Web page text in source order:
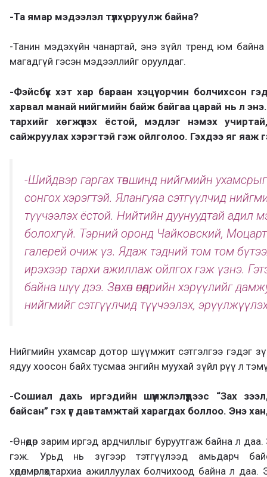
-Та ямар мэдээлэл түлхүү оруулж байна?
-Танин мэдэхүйн чанартай, энэ зүйл тренд юм
магадгүй гэсэн мэдээллийг оруулдаг.
-Фэйсбүүк хэт хар бараан хэцүү орчин болчихсон
харвал манай нийгмийн байж байгаа царай нь л энэ.
тархийг хөгжүүлэх ёстой, мэдлэг нэмэх
сайжруулах хэрэгтэй гэж ойлголоо. Гэхдээ яг яаж
-Шийдвэр гаргах төвшинд нийгмийн ухамсрыг
сонгох хэрэгтэй. Ялангуяа сэтгүүлчид
түүчээлэх ёстой. Нийтийн дуунуудтай адил
болохгүй. Тэрний оронд Чайковский,
галерей очиж үз. Ядаж тэдний том том
ирэхээр тархи ажиллаж ойлгох гэж үзнэ.
байна шүү дээ. Зөвхөн өнөөдрийн хэрүүлийг
нийгмийг сэтгүүлчид түүчээлэх,
Нийгмийн ухамсар дотор шүүмжит сэтгэлгээ гэдэг
ядуу хоосон байх тусмаа энгийн муухай зүйл рүү л
-Сошиал дахь иргэдийн шүүмжлэлүүдээс “Зах
байсан” гэх үг давтамжтай харагдах боллоо. Энэ
-Өнөөдөр зарим иргэд ардчиллыг буруутгаж байна л
гэж. Урьд нь зүгээр тэтгүүлээд амьдарч
хөдөлмөрлөх,тархиа ажиллуулах болчихоод байна л даа.